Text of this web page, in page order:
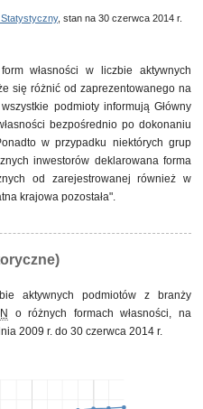
3 0,1%
Statystyczny, stan na 30 czerwca 2014 r.
własności w liczbie aktywnych
się różnić od zaprezentowanego na
podmioty informują Główny
bezpośrednio po dokonaniu
w przypadku niektórych grup
inwestorów deklarowana forma
od zarejestrowanej również w
krajowa pozostała".
aktywnych podmiotów z branży
o różnych formach własności, na
2009 r. do 30 czerwca 2014 r.